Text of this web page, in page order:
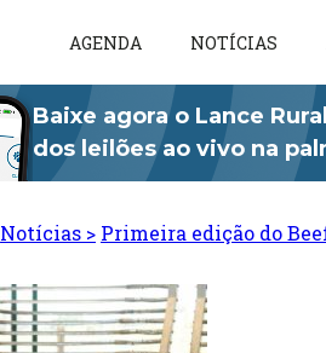
AGENDA NOTÍCIAS
Baixe agora o Lance
dos leilões ao vivo na
Notícias > Primeira edição do